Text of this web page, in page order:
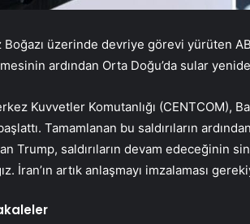
Boğazı üzerinde devriye görevi yürüten
ardından Orta Doğu’da sular
Kuvvetler Komutanlığı (CENTCOM),
başlattı. Tamamlanan bu saldırıların
Trump, saldırıların devam edeceğinin
İran’ın artık anlaşmayı imzalaması